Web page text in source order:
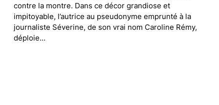
contre la montre. Dans ce décor grandiose et
impitoyable, l’autrice au pseudonyme emprunté à la
journaliste Séverine, de son vrai nom Caroline Rémy,
déploie…